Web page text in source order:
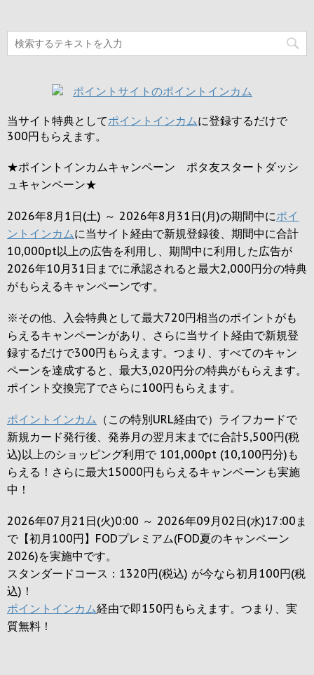
当サイト特典としてポイントインカムに登録するだけで
300円 もらえます。
★ポイントインカムキャンペーン ポタ友スタートダッシ
ュキャンペーン★
2026年8月1日(土) ～ 2026年8月31日(月)の期間中にポイ
ントインカムに当サイト経由で新規登録後、期間中に合計
10,000pt以上の広告を利用し、期間中に利用した広告が
2026年10月31日までに承認されると最大2,000円分の特典
がもらえるキャンペーンです。
※その他、入会特典として最大720円相当のポイントがも
らえるキャンペーンがあり、さらに当サイト経由で新規登
録するだけで300円 もらえます。つまり、すべてのキャン
ペーンを達成すると、最大3,020円分の特典がもらえます。
ポイント交換完了でさらに100円 もらえます。
ポイントインカム （この特別URL経由で）ライフカードで
新規カード発行後、発券月の翌月末までに合計5,500円(税
込)以上のショッピング利用で 101,000pt (10,100円分)も
らえる！さらに最大15000円もらえるキャンペーンも実施
中！
2026年07月21日(火)0:00 ～ 2026年09月02日(水)17:00ま
で【初月100円】FODプレミアム(FOD夏のキャンペーン
2026)を実施中です。
スタンダードコース：1320円(税込) が今なら初月100円(税
込)！
ポイントインカム経由で即150円もらえます。つまり、実
質無料！